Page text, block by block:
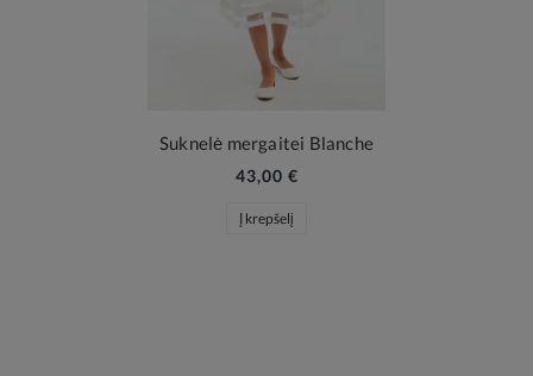
Suknelė mergaitei Blanche
43,00 €
Į krepšelį